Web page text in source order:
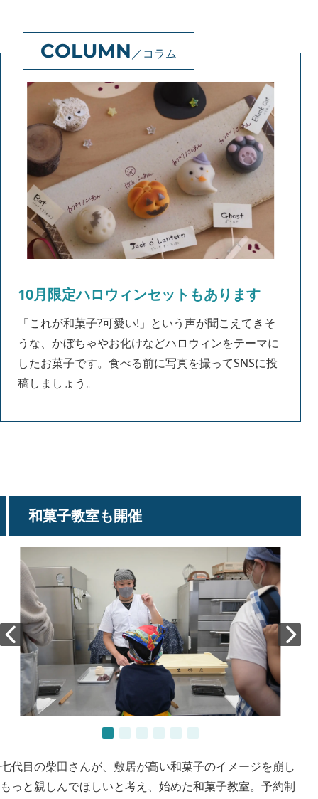
コラム
10月限定ハロウィンセットもあります
「これが和菓子?可愛い!」という声が聞こえてきそ
うな、かぼちゃやお化けなどハロウィンをテーマに
したお菓子です。食べる前に写真を撮ってSNSに投
稿しましょう。
和菓子教室も開催
七代目の柴田さんが、敷居が高い和菓子のイメージを崩し
もっと親しんでほしいと考え、始めた和菓子教室。予約制